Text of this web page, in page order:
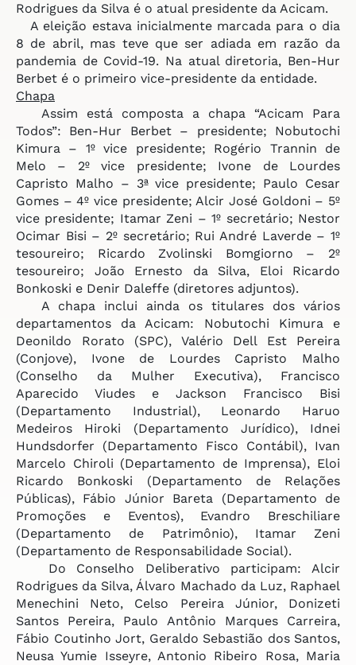
Rodrigues da Silva é o atual presidente da Acicam.
A eleição estava inicialmente marcada para o dia
8 de abril, mas teve que ser adiada em razão da
pandemia de Covid-19. Na atual diretoria, Ben-Hur
Berbet é o primeiro vice-presidente da entidade.
Chapa
Assim está composta a chapa “Acicam Para
Todos”: Ben-Hur Berbet – presidente; Nobutochi
Kimura – 1º vice presidente; Rogério Trannin de
Melo – 2º vice presidente; Ivone de Lourdes
Capristo Malho – 3ª vice presidente; Paulo Cesar
Gomes – 4º vice presidente; Alcir José Goldoni – 5º
vice presidente; Itamar Zeni – 1º secretário; Nestor
Ocimar Bisi – 2º secretário; Rui André Laverde – 1º
tesoureiro; Ricardo Zvolinski Bomgiorno – 2º
tesoureiro; João Ernesto da Silva, Eloi Ricardo
Bonkoski e Denir Daleffe (diretores adjuntos).
A chapa inclui ainda os titulares dos vários
departamentos da Acicam: Nobutochi Kimura e
Deonildo Rorato (SPC), Valério Dell Est Pereira
(Conjove), Ivone de Lourdes Capristo Malho
(Conselho da Mulher Executiva), Francisco
Aparecido Viudes e Jackson Francisco Bisi
(Departamento Industrial), Leonardo Haruo
Medeiros Hiroki (Departamento Jurídico), Idnei
Hundsdorfer (Departamento Fisco Contábil), Ivan
Marcelo Chiroli (Departamento de Imprensa), Eloi
Ricardo Bonkoski (Departamento de Relações
Públicas), Fábio Júnior Bareta (Departamento de
Promoções e Eventos), Evandro Breschiliare
(Departamento de Patrimônio), Itamar Zeni
(Departamento de Responsabilidade Social).
Do Conselho Deliberativo participam: Alcir
Rodrigues da Silva, Álvaro Machado da Luz, Raphael
Menechini Neto, Celso Pereira Júnior, Donizeti
Santos Pereira, Paulo Antônio Marques Carreira,
Fábio Coutinho Jort, Geraldo Sebastião dos Santos,
Neusa Yumie Isseyre, Antonio Ribeiro Rosa, Maria